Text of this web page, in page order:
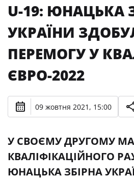
U-19: ЮНАЦЬКА
УКРАЇНИ
ПЕРЕМОГУ У
ЄВРО-2022
09 жовтня 2021, 15:00
У СВОЄМУ ДРУГОМУ
КВАЛІФІКАЦІЙНОГО
ЮНАЦЬКА ЗБІРНА